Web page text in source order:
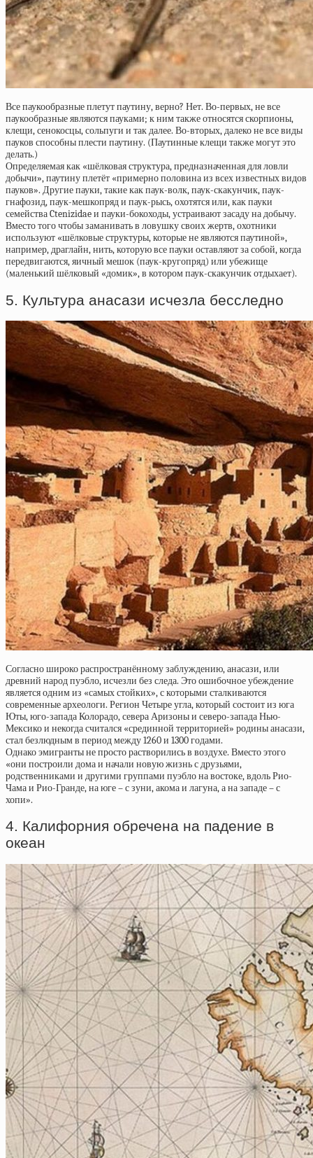
Все паукообразные плетут паутину, верно? Нет. Во-первых, не все
паукообразные являются пауками; к ним также относятся скорпионы,
клещи, сенокосцы, сольпуги и так далее. Во-вторых, далеко не все виды
пауков способны плести паутину. (Паутинные клещи также могут это
делать.)
Определяемая как «шёлковая структура, предназначенная для ловли
добычи», паутину плетёт «примерно половина из всех известных видов
пауков». Другие пауки, такие как паук-волк, паук-скакунчик, паук-
гнафозид, паук-мешкопряд и паук-рысь, охотятся или, как пауки
семейства Ctenizidae и пауки-бокоходы, устраивают засаду на добычу.
Вместо того чтобы заманивать в ловушку своих жертв, охотники
используют «шёлковые структуры, которые не являются паутиной»,
например, драглайн, нить, которую все пауки оставляют за собой, когда
передвигаются, яичный мешок (паук-кругопряд) или убежище
(маленький шёлковый «домик», в котором паук-скакунчик отдыхает).
5. Культура анасази исчезла бесследно
Согласно широко распространённому заблуждению, анасази, или
древний народ пуэбло, исчезли без следа. Это ошибочное убеждение
является одним из «самых стойких», с которыми сталкиваются
современные археологи. Регион Четыре угла, который состоит из юга
Юты, юго-запада Колорадо, севера Аризоны и северо-запада Нью-
Мексико и некогда считался «срединной территорией» родины анасази,
стал безлюдным в период между 1260 и 1300 годами.
Однако эмигранты не просто растворились в воздухе. Вместо этого
«они построили дома и начали новую жизнь с друзьями,
родственниками и другими группами пуэбло на востоке, вдоль Рио-
Чама и Рио-Гранде, на юге – с зуни, акома и лагуна, а на западе – с
хопи».
4. Калифорния обречена на падение в
океан